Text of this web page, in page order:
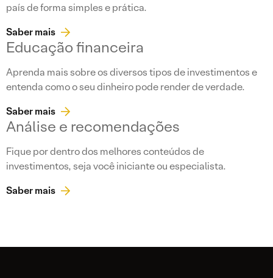
país de forma simples e prática.
Saber mais
Educação financeira
Aprenda mais sobre os diversos tipos de investimentos e
entenda como o seu dinheiro pode render de verdade.
Saber mais
Análise e recomendações
Fique por dentro dos melhores conteúdos de
investimentos, seja você iniciante ou especialista.
Saber mais